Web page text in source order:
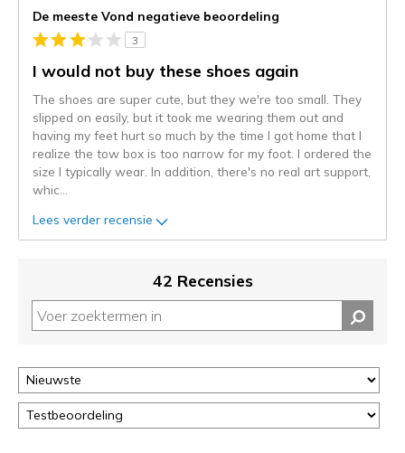
content
wordt
momenteel
gemigreerd
niejee
page_id.
kunt
status
van
deze
of
door
<a
href="javascript:location.href=location.pathname;">hier</a>
De meeste Vond negatieve beoordeling
3
I would not buy these shoes again
The shoes are super cute, but they we're too small. They
slipped on easily, but it took me wearing them out and
having my feet hurt so much by the time I got home that I
realize the tow box is too narrow for my foot. I ordered the
size I typically wear. In addition, there's no real art support,
whic
Lees verder recensie
42 Recensies